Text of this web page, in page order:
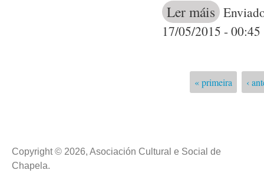
Ler máis acerca de
17/05/2015 - 00:45
Páxinas
« primeira ‹
Copyright © 2026, Asociación Cultural e Social de
Chapela.